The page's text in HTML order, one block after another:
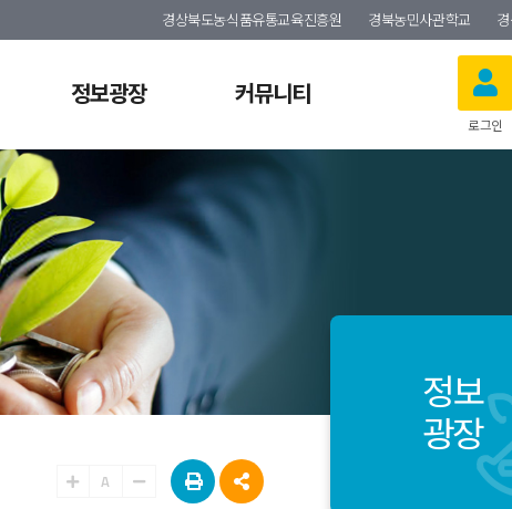
경상북도농식품유통교육진흥원 경북농민사관학교
정보광장 커뮤니티
로그인
정보
광장
A